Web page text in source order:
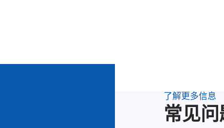
了解更多信息
常见